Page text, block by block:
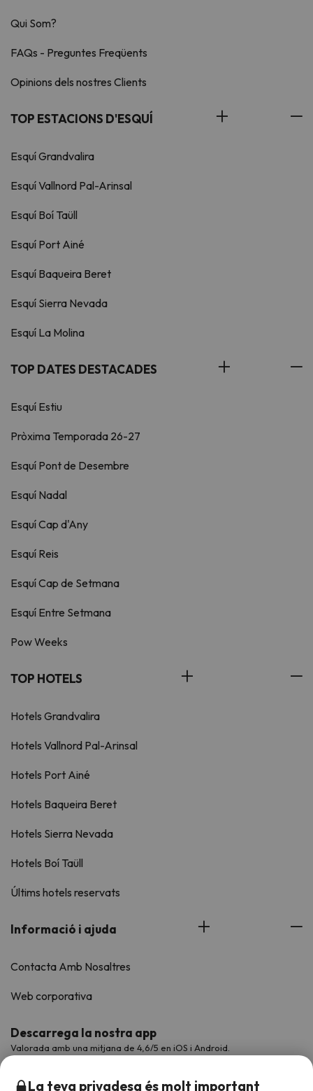
Qui Som?
FAQs - Preguntes Freqüents
Opinions dels nostres Clients
TOP ESTACIONS D'ESQUÍ
Esquí Grandvalira
Esquí Vallnord Pal-Arinsal
Esquí Boí Taüll
Esquí Port Ainé
Esquí Baqueira Beret
Esquí Sierra Nevada
Esquí La Molina
TOP DATES DESTACADES
Esquí Estiu
Pròxima Temporada 26-27
Esquí Pont de Desembre
Esquí Nadal
Esquí Cap d'Any
Esquí Reis
Esquí Cap de Setmana
Esquí Entre Setmana
Pow Weeks
TOP HOTELS
Hotels Grandvalira
Hotels Vallnord Pal-Arinsal
Hotels Port Ainé
Hotels Baqueira Beret
Hotels Sierra Nevada
Hotels Boí Taüll
Últims hotels reservats
Informació i ajuda
Contacta Amb Nosaltres
Web corporativa
Descarrega la nostra app
Valorada amb una mitjana de 4,6/5 en iOS i Android.
La teva privadesa és molt important